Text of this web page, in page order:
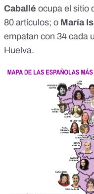
Caballé ocupa el sitio
80 artículos; o María
empatan con 34 cada
Huelva.